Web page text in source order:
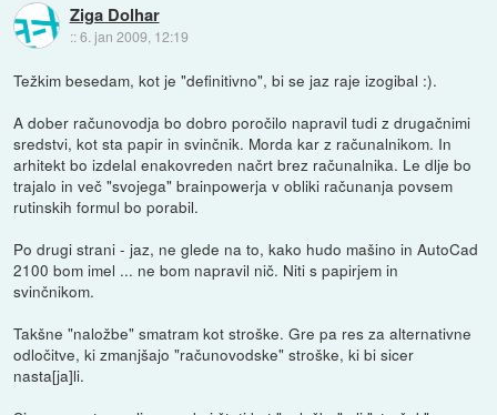
Ziga Dolhar
::6. jan 2009, 12:19
Težkim besedam, kot je "definitivno", bi se jaz raje izogibal :).
A dober računovodja bo dobro poročilo napravil tudi z drugačnimi
sredstvi, kot sta papir in svinčnik. Morda kar z računalnikom. In
arhitekt bo izdelal enakovreden načrt brez računalnika. Le dlje bo
trajalo in več "svojega" brainpowerja v obliki računanja povsem
rutinskih formul bo porabil.
Po drugi strani - jaz, ne glede na to, kako hudo mašino in AutoCad
2100 bom imel ... ne bom napravil nič. Niti s papirjem in
svinčnikom.
Takšne "naložbe" smatram kot stroške. Gre pa res za alternativne
odločitve, ki zmanjšajo "računovodske" stroške, ki bi sicer
nasta[ja]li.